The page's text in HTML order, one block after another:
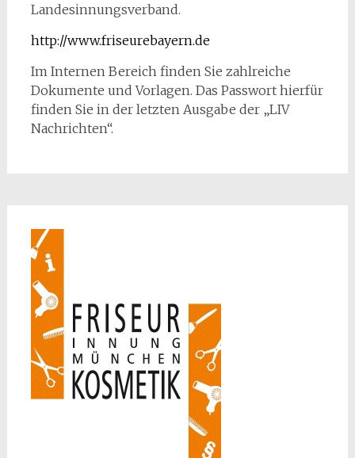
Landesinnungsverband.
http://www.friseurebayern.de
Im Internen Bereich finden Sie zahlreiche
Dokumente und Vorlagen. Das Passwort hierfür
finden Sie in der letzten Ausgabe der „LIV
Nachrichten“.